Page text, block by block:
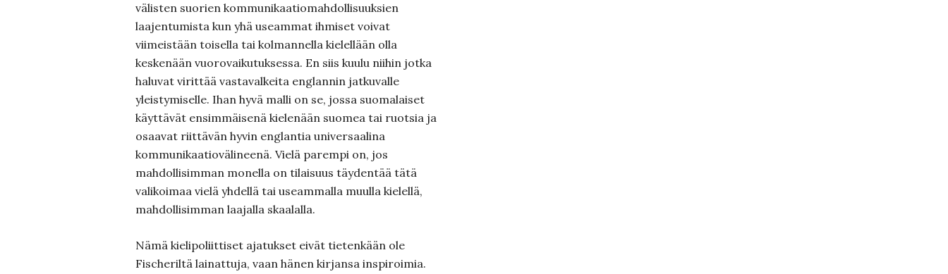
välisten suorien kommunikaatiomahdollisuuksien
laajentumista kun yhä useammat ihmiset voivat
viimeistään toisella tai kolmannella kielellään olla
keskenään vuorovaikutuksessa. En siis kuulu niihin jotka
haluvat virittää vastavalkeita englannin jatkuvalle
yleistymiselle. Ihan hyvä malli on se, jossa suomalaiset
käyttävät ensimmäisenä kielenään suomea tai ruotsia ja
osaavat riittävän hyvin englantia universaalina
kommunikaatiovälineenä. Vielä parempi on, jos
mahdollisimman monella on tilaisuus täydentää tätä
valikoimaa vielä yhdellä tai useammalla muulla kielellä,
mahdollisimman laajalla skaalalla.
Nämä kielipoliittiset ajatukset eivät tietenkään ole
Fischeriltä lainattuja, vaan hänen kirjansa inspiroimia.